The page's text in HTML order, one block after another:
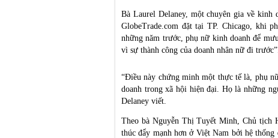
Bà Laurel Delaney, một chuyên gia về kinh
GlobeTrade.com đặt tại TP. Chicago, khi
những năm trước, phụ nữ kinh doanh để
vì sự thành công của doanh nhân nữ đi trước”.
“Điều này chứng minh một thực tế là, phụ
doanh trong xã hội hiện đại. Họ là những
Delaney viết.
Theo bà Nguyễn Thị Tuyết Minh, Chủ tịch
thúc đẩy mạnh hơn ở Việt Nam bởi hệ